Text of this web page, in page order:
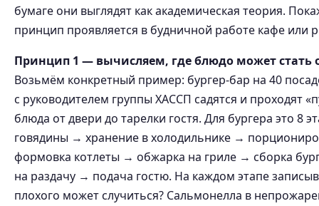
бумаге они выглядят как академическая теория.
принцип проявляется в будничной работе кафе или
Принцип 1 — вычисляем, где блюдо может стать
Возьмём конкретный пример: бургер-бар на 40
с руководителем группы ХАССП садятся и проходят
блюда от двери до тарелки гостя. Для бургера это 8
говядины → хранение в холодильнике →
формовка котлеты → обжарка на гриле → сборка
на раздачу → подача гостю. На каждом этапе
плохого может случиться? Сальмонелла в